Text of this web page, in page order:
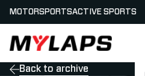
LOGO MYLAPS - GERMAN
MOTORSPORTSACTIVE SPORTS
Back to archive